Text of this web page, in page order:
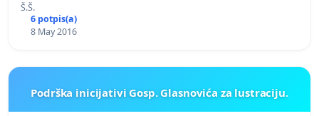
Š.Š.
6 potpis(a)
8 May 2016
Podrška inicijativi Gosp. Glasnovića za lustraciju.